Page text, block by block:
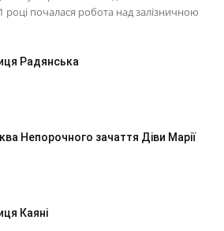
році почалася робота над залізничною
Радянська
Непорочного зачаття Діви Марії
Каяні